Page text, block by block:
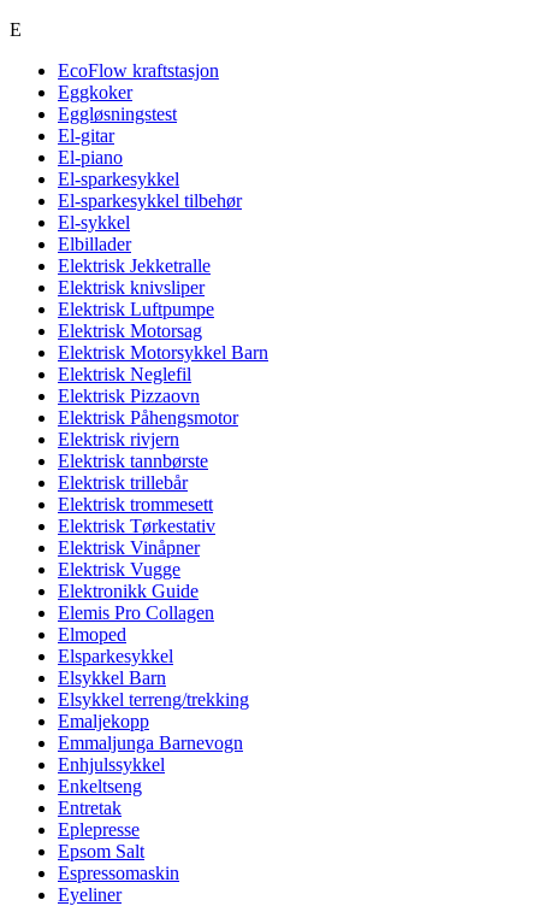
E
EcoFlow kraftstasjon
Eggkoker
Eggløsningstest
El-gitar
El-piano
El-sparkesykkel
El-sparkesykkel tilbehør
El-sykkel
Elbillader
Elektrisk Jekketralle
Elektrisk knivsliper
Elektrisk Luftpumpe
Elektrisk Motorsag
Elektrisk Motorsykkel Barn
Elektrisk Neglefil
Elektrisk Pizzaovn
Elektrisk Påhengsmotor
Elektrisk rivjern
Elektrisk tannbørste
Elektrisk trillebår
Elektrisk trommesett
Elektrisk Tørkestativ
Elektrisk Vinåpner
Elektrisk Vugge
Elektronikk Guide
Elemis Pro Collagen
Elmoped
Elsparkesykkel
Elsykkel Barn
Elsykkel terreng/trekking
Emaljekopp
Emmaljunga Barnevogn
Enhjulssykkel
Enkeltseng
Entretak
Eplepresse
Epsom Salt
Espressomaskin
Eyeliner